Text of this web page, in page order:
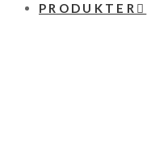
PRODUKTER